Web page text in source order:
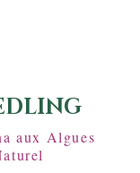
aux Algues